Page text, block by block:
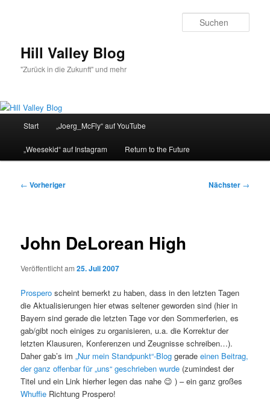
Hill Valley Blog
"Zurück in die Zukunft" und mehr
Start „Joerg_McFly“ auf YouTube
„Weesekid“ auf Instagram Return to the Future
Beitragsnavigation
← Vorheriger Nächster →
John DeLorean High
Veröffentlicht am25. Juli 2007
Prospero scheint bemerkt zu haben, dass in den letzten Tagen
die Aktualisierungen hier etwas seltener geworden sind (hier in
Bayern sind gerade die letzten Tage vor den Sommerferien, es
gab/gibt noch einiges zu organisieren, u.a. die Korrektur der
letzten Klausuren, Konferenzen und Zeugnisse schreiben…).
Daher gab’s im„Nur mein Standpunkt“-Blog geradeeinen Beitrag,
der ganz offenbar für „uns“ geschrieben wurde (zumindest der
Titel und ein Link hierher legen das nahe 😉 ) – ein ganz großes
Whuffie Richtung Prospero!